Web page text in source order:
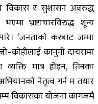
विकास र सुशासन अवरुद्ध
भ्रष्टाचारविरुद्ध शून्य
‘जनताको करबाट जम्मा
कानुनी दायरामा
मात्र होइन, तिनका
नेतृत्व गर्न म तयार
विकासका योजना कागजमै